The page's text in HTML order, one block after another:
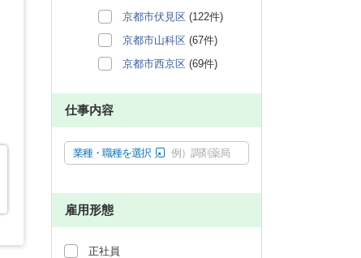
京都市伏見区 (122件)
京都市山科区 (67件)
京都市西京区 (69件)
仕事内容
業種・職種を選択 例）調剤薬局
雇用形態
正社員